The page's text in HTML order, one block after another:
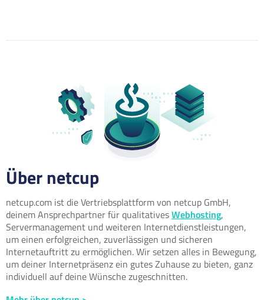
Über netcup
netcup.com ist die Vertriebsplattform von netcup GmbH,
deinem Ansprechpartner für qualitativesWebhosting,
Servermanagement und weiteren Internetdienstleistungen,
um einen erfolgreichen, zuverlässigen und sicheren
Internetauftritt zu ermöglichen. Wir setzen alles in Bewegung,
um deiner Internetpräsenz ein gutes Zuhause zu bieten, ganz
individuell auf deine Wünsche zugeschnitten.